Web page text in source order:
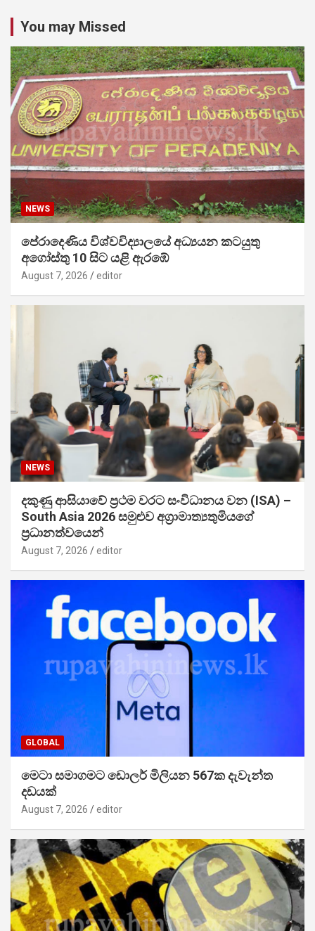
You may Missed
NEWS
පේරාදෙණිය විශ්වවිද්‍යාලයේ අධ්‍යයන කටයුතු
අගෝස්තු 10 සිට යළි ඇරඹේ
August 7, 2026 editor
NEWS
දකුණු ආසියාවේ ප්‍රථම වරට සංවිධානය වන (ISA) –
South Asia 2026 සමුළුව අග්‍රාමාත්‍යතුමියගේ
ප්‍රධානත්වයෙන්
August 7, 2026 editor
GLOBAL
මෙටා සමාගමට ඩොලර් මිලියන 567ක දැවැන්ත
දඩයක්
August 7, 2026 editor